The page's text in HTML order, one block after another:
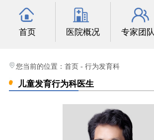
光影纪实
首页 医院概况 专家团队
您当前的位置： 首页 - 行为发育科
儿童发育行为科医生